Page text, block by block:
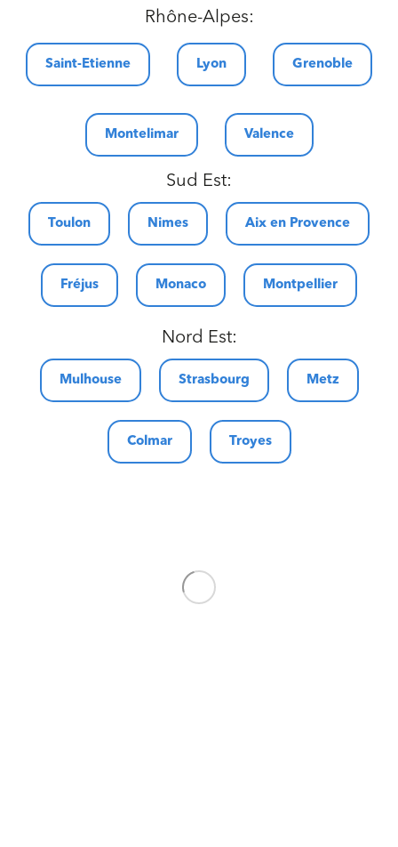
Rhône-Alpes:
Saint-Etienne Lyon Grenoble
Montelimar Valence
Sud Est:
Toulon Nimes Aix en Provence
Fréjus Monaco Montpellier
Nord Est:
Mulhouse Strasbourg Metz
Colmar Troyes